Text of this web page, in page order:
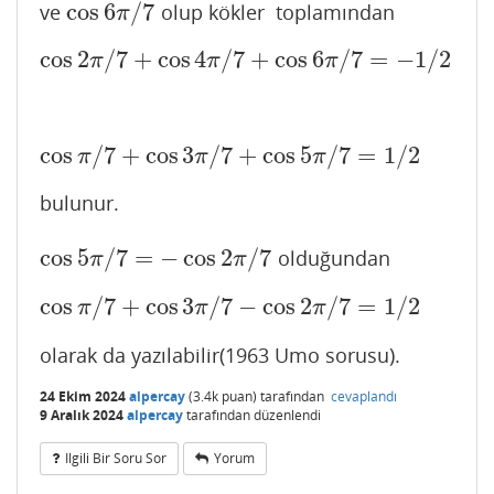
ve cos 6π/7
cos 6π/7 olup kökler toplamından
cos 2π/7 + cos4π/7 + cos 6π/7 = −1/2
cos 2π /7+cos4π/ 7+ cos6 π/7=− 1/2
cos π/7 + cos3π/7 + cos 5π/7 = 1/2
cosπ/ 7+cos3π/7+cos5 π/7=1/ 2
bulunur.
cos 5π/7 = −cos 2π/7
cos 5π/7=−cos2 π/7 olduğundan
cos π/7 + cos3π/7 − cos 2π/7 = 1/2
cosπ/ 7+cos3π/7−cos2 π/7=1/ 2
olarak da yazılabilir(1963 Umo sorusu).
24 Ekim 2024alpercay(3.4k puan) tarafından cevaplandı
9 Aralık 2024alpercaytarafındandüzenlendi
Ilgili Bir Soru Sor Yorum